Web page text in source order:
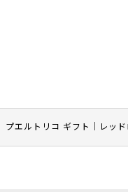
プエルトリコ ギフト｜レッ